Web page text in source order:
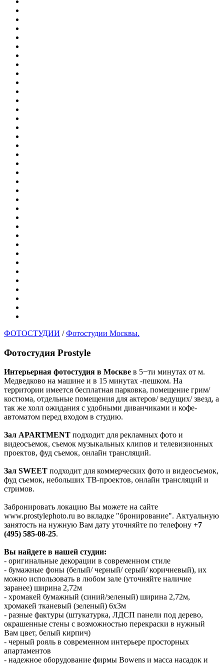
ФОТОСТУДИИ /Фотостудии Москвы.
Фотостудия Prostyle
Интерьерная фотостудия в Москве в 5−ти минутах от м.
Медведково на машине и в 15 минутах -пешком. На
территории имеется бесплатная парковка, помещение грим/
костюма, отдельные помещения для актеров/ ведущих/ звезд, а
так же холл ожидания с удобными диванчиками и кофе-
автоматом перед входом в студию.
Зал APARTMENT подходит для рекламных фото и
видеосъемок, съемок музыкальных клипов и телевизионных
проектов, фуд съемок, онлайн трансляций.
Зал SWEET подходит для коммерческих фото и видеосъемок,
фуд съемок, небольших ТВ-проектов, онлайн трансляций и
стримов.
Забронировать локацию Вы можете на сайте
www.prostylephoto.ru во вкладке "бронирование". Актуальную
занятость на нужную Вам дату уточняйте по телефону +7
(495) 585-08-25.
Вы найдете в нашей студии:
- оригинальные декорации в современном стиле
- бумажные фоны (белый/ черный/ серый/ коричневый), их
можно использовать в любом зале (уточняйте наличие
заранее) ширина 2,72м
- хромакей бумажный (синий/зеленый) ширина 2,72м,
хромакей тканевый (зеленый) 6х3м
- разные фактуры (штукатурка, ЛДСП панели под дерево,
окрашенные стены с возможностью перекраски в нужный
Вам цвет, белый кирпич)
- черный рояль в современном интерьере просторных
апартаментов
- надежное оборудование фирмы Bowens и масса насадок и